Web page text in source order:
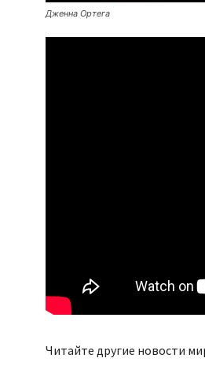
Дженна Ортега
Читайте другие новости